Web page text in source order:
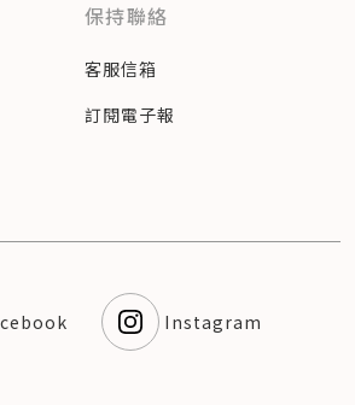
保持聯絡
客服信箱
訂閱電子報
Instagram